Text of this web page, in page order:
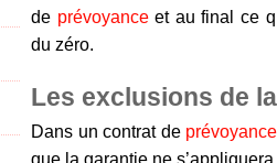
de prévoyanceet au final ce
du zéro.
Les exclusions de
Dans un contrat de prévoyance
que la garantie ne